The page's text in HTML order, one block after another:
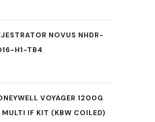
NOVUS NHDR-
H1-TB4
VOYAGER 1200G
MULTI IF KIT (KBW COILED)